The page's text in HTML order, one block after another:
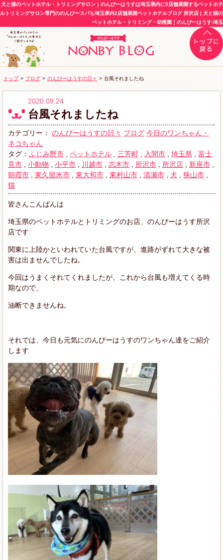
犬と猫のペットホテル・トリミングサロン｜のんびーはうすは埼玉県内に5店舗展開するペットホテ
ルトリミングサロン専門ののんびースパも埼玉県内2店舗展開ペットホテルブログ 所沢店 | 犬と猫の
ペットホテル・トリミング・幼稚園｜のんびーはうす-埼玉
トップ > ブログ > のんびーはうすの日々 > 台風それましたね
2020.09.24
台風それましたね
カテゴリー： のんびーはうすの日々 ブログ 今日のワンちゃん・
ネコちゃん
タグ： ふじみ野市 ペットホテル 三芳町 入間市 埼玉県
富士
見市
小動物 小平市 川越市 志木市 所沢市 所沢店 新座市
朝霞市
東久留米市 東大和市 東村山市 清瀬市 犬 狭山市
猫
皆さんこんばんは
埼玉県のペットホテルとトリミングのお店、のんびーはうす所沢
店です
関東に上陸かといわれていた台風ですが、進路がずれて大きな被
害は出ませんでしたね。
今回はうまくそれてくれましたが、これから台風も増えてくる時
期なので、
油断できませんね。
それでは、今日も元気にのんびーはうすのワンちゃん達をご紹介
します